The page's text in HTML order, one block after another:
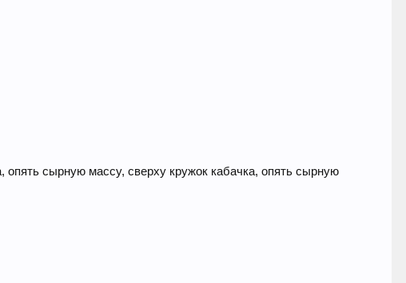
сырную массу, сверху кружок кабачка, опять сырную